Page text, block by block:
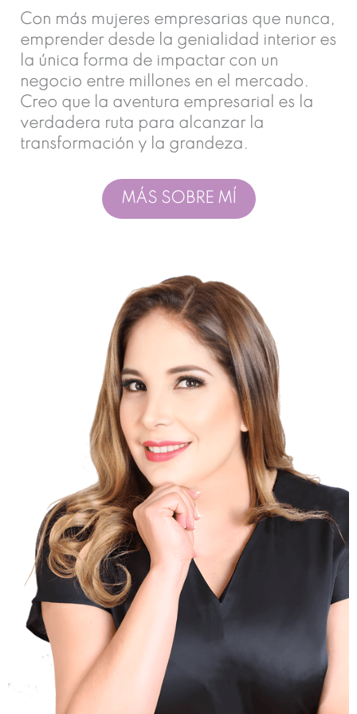
Con más mujeres empresarias que nunca,
emprender desde la genialidad interior es
la única forma de impactar con un
negocio entre millones en el mercado.
Creo que la aventura empresarial es la
verdadera ruta para alcanzar la
transformación y la grandeza.
MÁS SOBRE MÍ